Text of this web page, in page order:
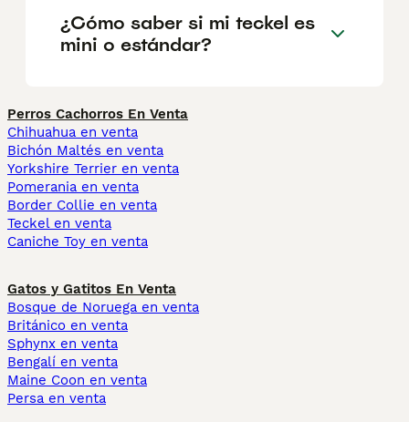
¿Cómo saber si mi teckel es
mini o estándar?
Perros Cachorros En Venta
Chihuahua en venta
Bichón Maltés en venta
Yorkshire Terrier en venta
Pomerania en venta
Border Collie en venta
Teckel en venta
Caniche Toy en venta
Gatos y Gatitos En Venta
Bosque de Noruega en venta
Británico en venta
Sphynx en venta
Bengalí en venta
Maine Coon en venta
Persa en venta